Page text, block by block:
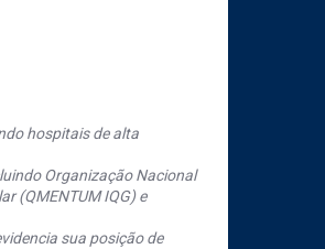
hospitais de alta
Organização Nacional
(QMENTUM IQG) e
sua posição de